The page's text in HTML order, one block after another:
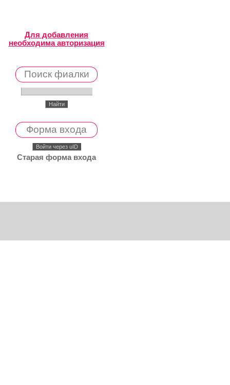
Для добавления
необходима авторизация
Поиск фиалки
Форма входа
Войти через uID
Старая форма входа